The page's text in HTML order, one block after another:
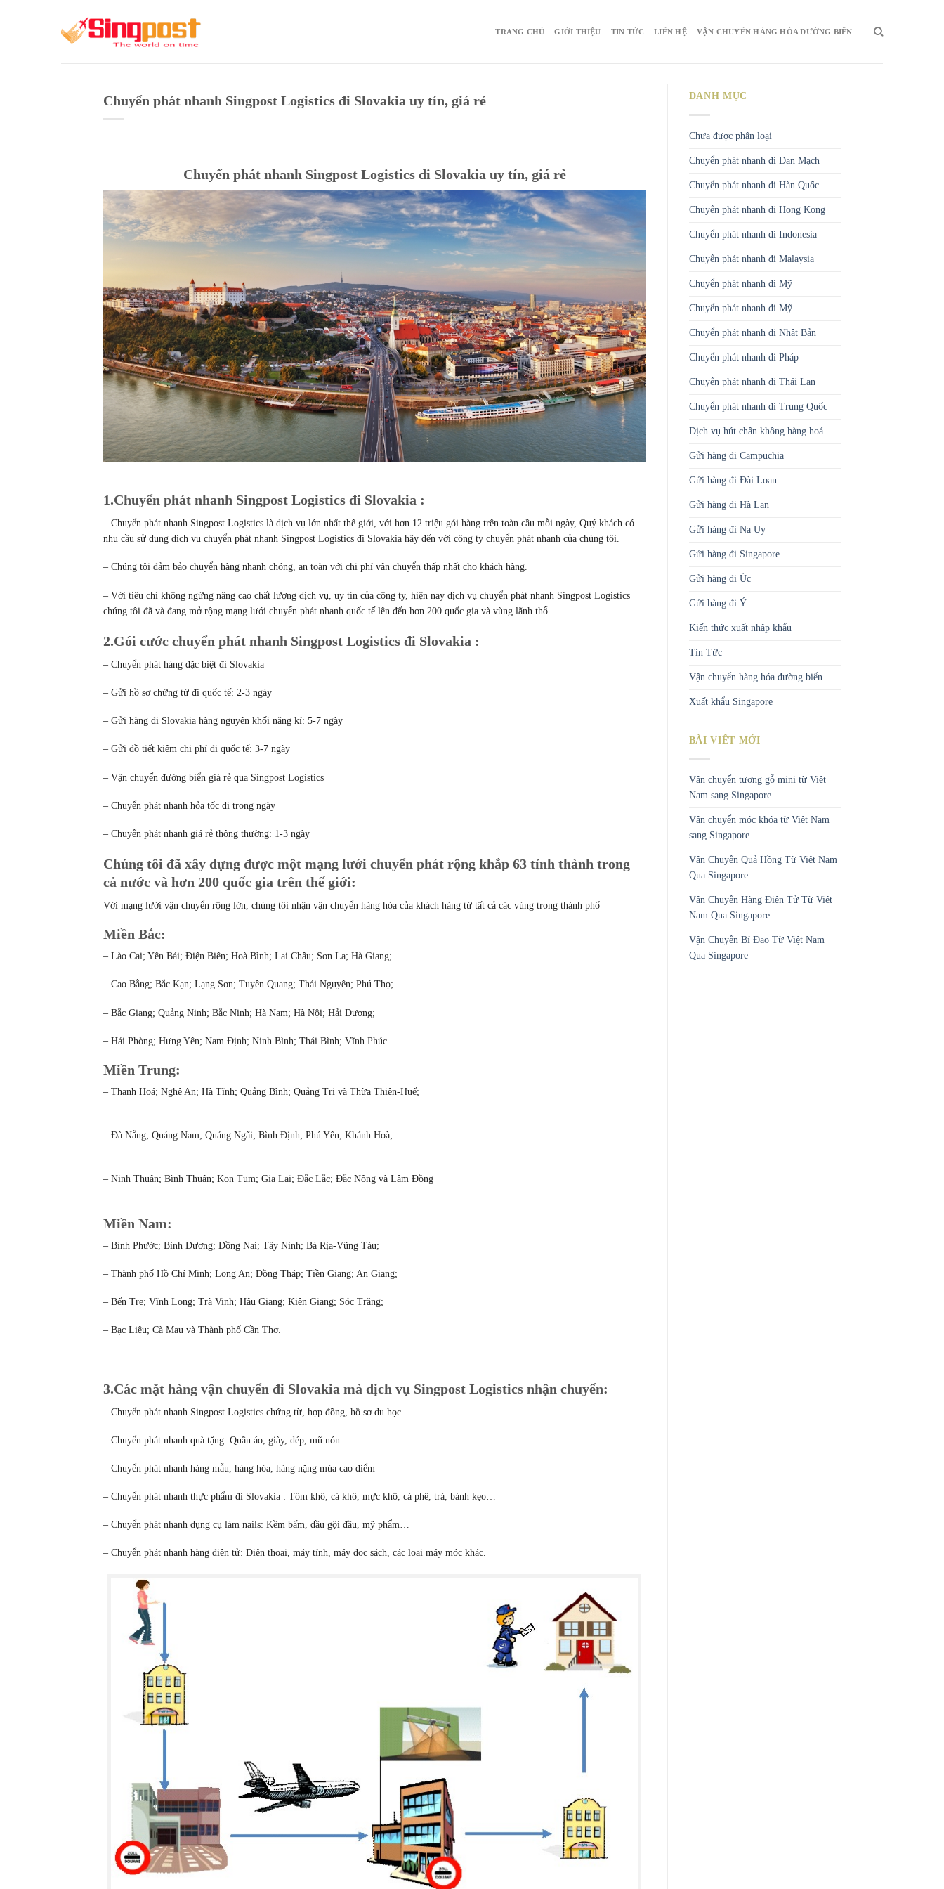
TRANG CHỦ GIỚI THIỆU TIN TỨC LIÊN HỆ VẬN CHUYỂN HÀNG HÓA ĐƯỜNG BIỂN
Chuyển phát nhanh Singpost Logistics đi Slovakia uy tín, giá rẻ
Chuyển phát nhanh Singpost Logistics đi Slovakia uy tín, giá rẻ
1.Chuyển phát nhanh Singpost Logistics đi Slovakia :
– Chuyển phát nhanh Singpost Logistics là dịch vụ lớn nhất thế giới, với hơn 12 triệu gói hàng trên toàn cầu mỗi ngày, Quý khách có
nhu cầu sử dụng dịch vụ chuyển phát nhanh Singpost Logistics đi Slovakia hãy đến với công ty chuyển phát nhanh của chúng tôi.
– Chúng tôi đảm bảo chuyển hàng nhanh chóng, an toàn với chi phí vận chuyển thấp nhất cho khách hàng.
– Với tiêu chí không ngừng nâng cao chất lượng dịch vụ, uy tín của công ty, hiện nay dịch vụ chuyển phát nhanh Singpost Logistics
chúng tôi đã và đang mở rộng mạng lưới chuyển phát nhanh quốc tế lên đến hơn 200 quốc gia và vùng lãnh thổ.
2.Gói cước chuyển phát nhanh Singpost Logistics đi Slovakia :
– Chuyển phát hàng đặc biệt đi Slovakia
– Gửi hồ sơ chứng từ đi quốc tế: 2-3 ngày
– Gửi hàng đi Slovakia hàng nguyên khối nặng kí: 5-7 ngày
– Gửi đồ tiết kiệm chi phí đi quốc tế: 3-7 ngày
– Vận chuyển đường biển giá rẻ qua Singpost Logistics
– Chuyển phát nhanh hỏa tốc đi trong ngày
– Chuyển phát nhanh giá rẻ thông thường: 1-3 ngày
Chúng tôi đã xây dựng được một mạng lưới chuyển phát rộng khắp 63 tỉnh thành trong
cả nước và hơn 200 quốc gia trên thế giới:
Với mạng lưới vận chuyển rộng lớn, chúng tôi nhận vận chuyển hàng hóa của khách hàng từ tất cả các vùng trong thành phố
Miền Bắc:
– Lào Cai; Yên Bái; Điện Biên; Hoà Bình; Lai Châu; Sơn La; Hà Giang;
– Cao Bằng; Bắc Kạn; Lạng Sơn; Tuyên Quang; Thái Nguyên; Phú Thọ;
– Bắc Giang; Quảng Ninh; Bắc Ninh; Hà Nam; Hà Nội; Hải Dương;
– Hải Phòng; Hưng Yên; Nam Định; Ninh Bình; Thái Bình; Vĩnh Phúc.
Miền Trung:
– Thanh Hoá; Nghệ An; Hà Tĩnh; Quảng Bình; Quảng Trị và Thừa Thiên-Huế;
– Đà Nẵng; Quảng Nam; Quảng Ngãi; Bình Định; Phú Yên; Khánh Hoà;
– Ninh Thuận; Bình Thuận; Kon Tum; Gia Lai; Đắc Lắc; Đắc Nông và Lâm Đồng
Miền Nam:
– Bình Phước; Bình Dương; Đồng Nai; Tây Ninh; Bà Rịa-Vũng Tàu;
– Thành phố Hồ Chí Minh; Long An; Đồng Tháp; Tiền Giang; An Giang;
– Bến Tre; Vĩnh Long; Trà Vinh; Hậu Giang; Kiên Giang; Sóc Trăng;
– Bạc Liêu; Cà Mau và Thành phố Cần Thơ.
3.Các mặt hàng vận chuyển đi Slovakia mà dịch vụ Singpost Logistics nhận chuyển:
– Chuyển phát nhanh Singpost Logistics chứng từ, hợp đồng, hồ sơ du học
– Chuyển phát nhanh quà tặng: Quần áo, giày, dép, mũ nón…
– Chuyển phát nhanh hàng mẫu, hàng hóa, hàng nặng mùa cao điểm
– Chuyển phát nhanh thực phẩm đi Slovakia : Tôm khô, cá khô, mực khô, cà phê, trà, bánh kẹo…
– Chuyển phát nhanh dụng cụ làm nails: Kềm bấm, dầu gội đầu, mỹ phẩm…
– Chuyển phát nhanh hàng điện tử: Điện thoại, máy tính, máy đọc sách, các loại máy móc khác.
DANH MỤC
Chưa được phân loại
Chuyển phát nhanh đi Đan Mạch
Chuyển phát nhanh đi Hàn Quốc
Chuyển phát nhanh đi Hong Kong
Chuyển phát nhanh đi Indonesia
Chuyển phát nhanh đi Malaysia
Chuyển phát nhanh đi Mỹ
Chuyển phát nhanh đi Mỹ
Chuyển phát nhanh đi Nhật Bản
Chuyển phát nhanh đi Pháp
Chuyển phát nhanh đi Thái Lan
Chuyển phát nhanh đi Trung Quốc
Dịch vụ hút chân không hàng hoá
Gửi hàng đi Campuchia
Gửi hàng đi Đài Loan
Gửi hàng đi Hà Lan
Gửi hàng đi Na Uy
Gửi hàng đi Singapore
Gửi hàng đi Úc
Gửi hàng đi Ý
Kiến thức xuất nhập khẩu
Tin Tức
Vận chuyển hàng hóa đường biển
Xuất khẩu Singapore
BÀI VIẾT MỚI
Vận chuyển tượng gỗ mini từ Việt
Nam sang Singapore
Vận chuyển móc khóa từ Việt Nam
sang Singapore
Vận Chuyển Quả Hồng Từ Việt Nam
Qua Singapore
Vận Chuyển Hàng Điện Tử Từ Việt
Nam Qua Singapore
Vận Chuyển Bí Đao Từ Việt Nam
Qua Singapore